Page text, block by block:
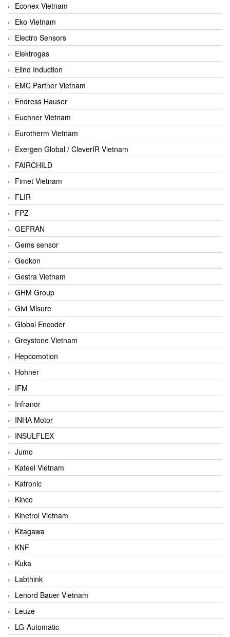
Econex Vietnam
Eko Vietnam
Electro Sensors
Elektrogas
Elind Induction
EMC Partner Vietnam
Endress Hauser
Euchner Vietnam
Eurotherm Vietnam
Exergen Global / CleverIR Vietnam
FAIRCHILD
Fimet Vietnam
FLIR
FPZ
GEFRAN
Gems sensor
Geokon
Gestra Vietnam
GHM Group
Givi Misure
Global Encoder
Greystone Vietnam
Hepcomotion
Hohner
IFM
Infranor
INHA Motor
INSULFLEX
Jumo
Kateel Vietnam
Katronic
Kinco
Kinetrol Vietnam
Kitagawa
KNF
Kuka
Labthink
Lenord Bauer Vietnam
Leuze
LG-Automatic